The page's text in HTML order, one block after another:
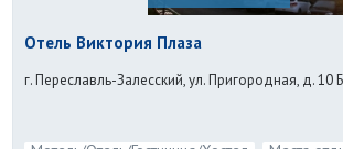
Отель Виктория Плаза
г. Переславль-Залесский, ул. Пригородная, д. 10 Б